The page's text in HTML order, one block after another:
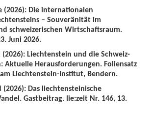
(2026): Die internationalen
– Souveränität im
schweizerischen Wirtschaftsraum.
Juni 2026.
Liechtenstein und die Schweiz-
Aktuelle Herausforderungen. Foliensatz
Liechtenstein-Institut, Bendern.
Das liechtensteinische
Gastbeitrag. lie:zeit Nr. 146, 13.